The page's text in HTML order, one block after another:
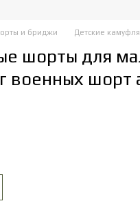
и бриджи Детские
шорты для
военных шорт